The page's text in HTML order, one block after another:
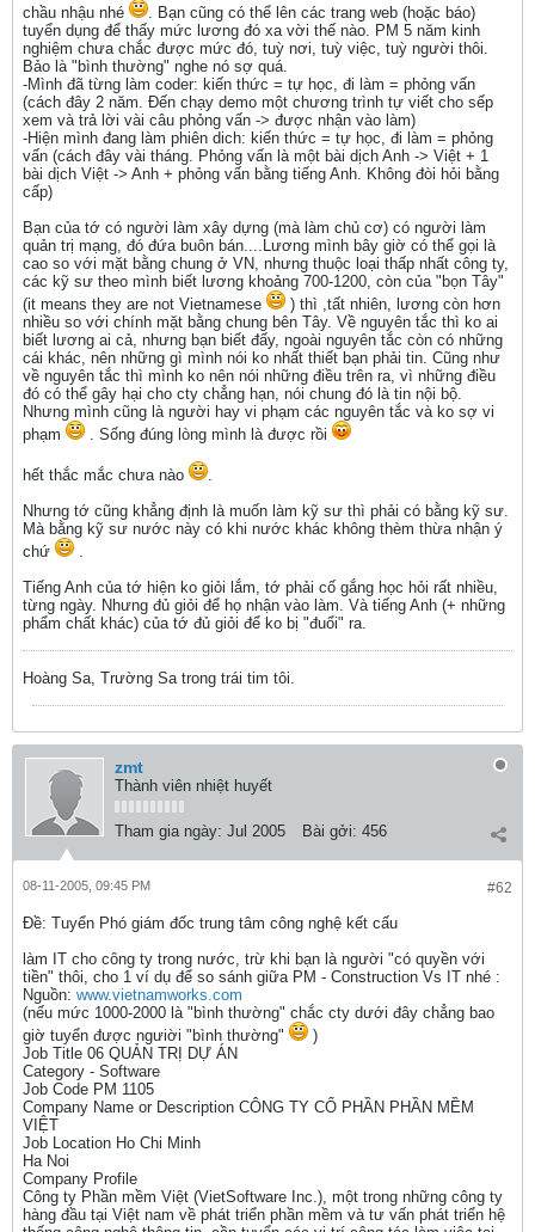
chầu nhậu nhé
. Bạn cũng có thể lên các trang web (hoặc báo)
tuyển dụng để thấy mức lương đó xa vời thế nào. PM 5 năm kinh
nghiệm chưa chắc được mức đó, tuỳ nơi, tuỳ việc, tuỳ người thôi.
Bảo là "bình thường" nghe nó sợ quá.
-Mình đã từng làm coder: kiến thức = tự học, đi làm = phỏng vấn
(cách đây 2 năm. Đến chạy demo một chương trình tự viết cho sếp
xem và trả lời vài câu phỏng vấn -> được nhận vào làm)
-Hiện mình đang làm phiên dich: kiến thức = tự học, đi làm = phỏng
vấn (cách đây vài tháng. Phỏng vấn là một bài dịch Anh -> Việt + 1
bài dịch Việt -> Anh + phỏng vấn bằng tiếng Anh. Không đòi hỏi bằng
cấp)
Bạn của tớ có người làm xây dựng (mà làm chủ cơ) có người làm
quản trị mạng, đó đứa buôn bán....Lương mình bây giờ có thể gọi là
cao so với mặt bằng chung ở VN, nhưng thuộc loại thấp nhất công ty,
các kỹ sư theo mình biết lương khoảng 700-1200, còn của "bọn Tây"
(it means they are not Vietnamese
) thì ,tất nhiên, lương còn hơn
nhiều so với chính mặt bằng chung bên Tây. Về nguyên tắc thì ko ai
biết lương ai cả, nhưng bạn biết đấy, ngoài nguyên tắc còn có những
cái khác, nên những gì mình nói ko nhất thiết bạn phải tin. Cũng như
về nguyên tắc thì mình ko nên nói những điều trên ra, vì những điều
đó có thể gây hại cho cty chẳng hạn, nói chung đó là tin nội bộ.
Nhưng mình cũng là người hay vi phạm các nguyên tắc và ko sợ vi
phạm
. Sống đúng lòng mình là được rồi
hết thắc mắc chưa nào
.
Nhưng tớ cũng khẳng định là muốn làm kỹ sư thì phải có bằng kỹ sư.
Mà bằng kỹ sư nước này có khi nước khác không thèm thừa nhận ý
chứ
.
Tiếng Anh của tớ hiện ko giỏi lắm, tớ phải cố gắng học hỏi rất nhiều,
từng ngày. Nhưng đủ giỏi để họ nhận vào làm. Và tiếng Anh (+ những
phẩm chất khác) của tớ đủ giỏi để ko bị "đuổi" ra.
Hoàng Sa, Trường Sa trong trái tim tôi.
zmt
Thành viên nhiệt huyết
Tham gia ngày: Jul 2005 Bài gởi: 456
#62
08-11-2005, 09:45 PM
Ðề: Tuyển Phó giám đốc trung tâm công nghệ kết cấu
làm IT cho công ty trong nước, trừ khi bạn là người "có quyền với
tiền" thôi, cho 1 ví dụ để so sánh giữa PM - Construction Vs IT nhé :
Nguồn: www.vietnamworks.com
(nếu mức 1000-2000 là "bình thường" chắc cty dưới đây chẳng bao
giờ tuyển được ngưiời "bình thường"
)
Job Title 06 QUẢN TRỊ DỰ ÁN
Category - Software
Job Code PM 1105
Company Name or Description CÔNG TY CỔ PHẦN PHẦN MỀM
VIỆT
Job Location Ho Chi Minh
Ha Noi
Company Profile
Công ty Phần mềm Việt (VietSoftware Inc.), một trong những công ty
hàng đầu tại Việt nam về phát triển phần mềm và tư vấn phát triển hệ